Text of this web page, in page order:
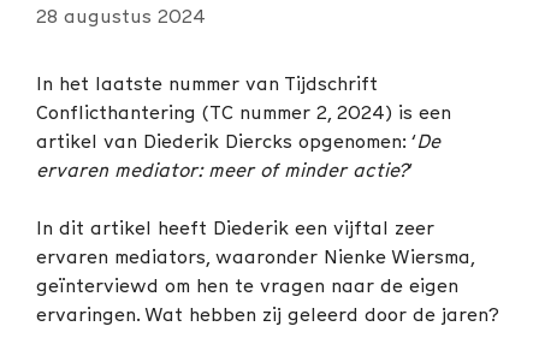
28 augustus 2024
In het laatste nummer van Tijdschrift
Conflicthantering (TC nummer 2, 2024) is een
artikel van Diederik Diercks opgenomen: ‘De
ervaren mediator: meer of minder actie?‘
In dit artikel heeft Diederik een vijftal zeer
ervaren mediators, waaronder Nienke Wiersma,
geïnterviewd om hen te vragen naar de eigen
ervaringen. Wat hebben zij geleerd door de jaren?